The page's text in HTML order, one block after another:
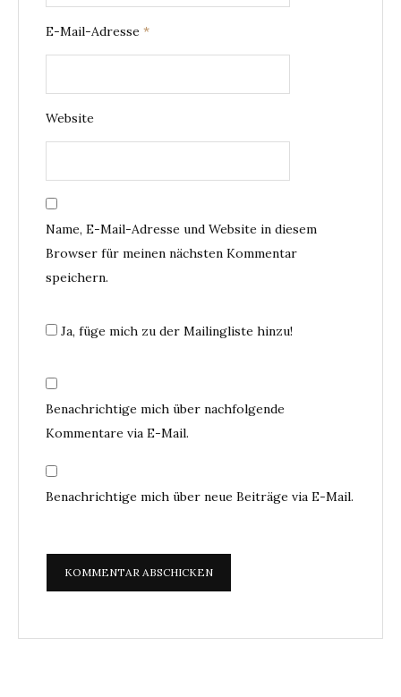
E-Mail-Adresse *
Website
Name, E-Mail-Adresse und Website in diesem
Browser für meinen nächsten Kommentar
speichern.
Ja, füge mich zu der Mailingliste hinzu!
Benachrichtige mich über nachfolgende
Kommentare via E-Mail.
Benachrichtige mich über neue Beiträge via E-Mail.